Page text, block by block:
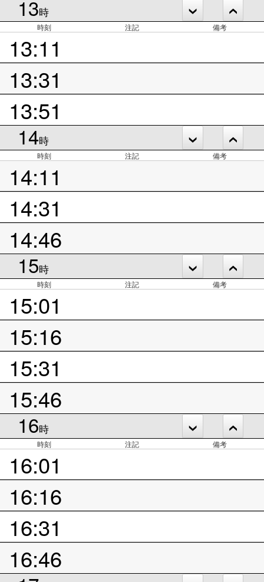
13時
時刻 注記 備考
13:11
13:31
13:51
14時
時刻 注記 備考
14:11
14:31
14:46
15時
時刻 注記 備考
15:01
15:16
15:31
15:46
16時
時刻 注記 備考
16:01
16:16
16:31
16:46